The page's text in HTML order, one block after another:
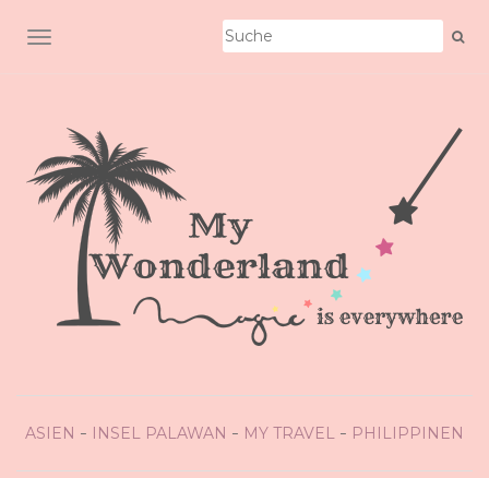
SCHALTE NAVIGATION
ASIEN INSEL PALAWAN MY TRAVEL PHILIPPINEN